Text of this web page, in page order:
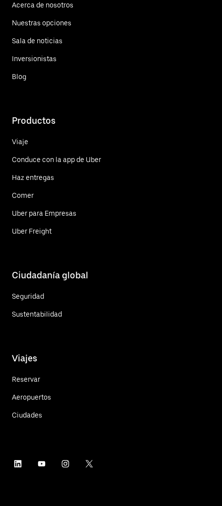
Acerca de nosotros
Nuestras opciones
Sala de noticias
Inversionistas
Blog
Productos
Viaje
Conduce con la app de Uber
Haz entregas
Comer
Uber para Empresas
Uber Freight
Ciudadanía global
Seguridad
Sustentabilidad
Viajes
Reservar
Aeropuertos
Ciudades